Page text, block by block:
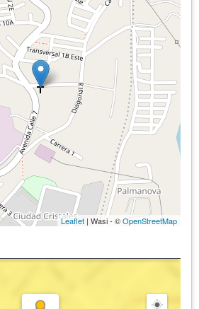
Leaflet | Wasi - ©OpenStreetMap